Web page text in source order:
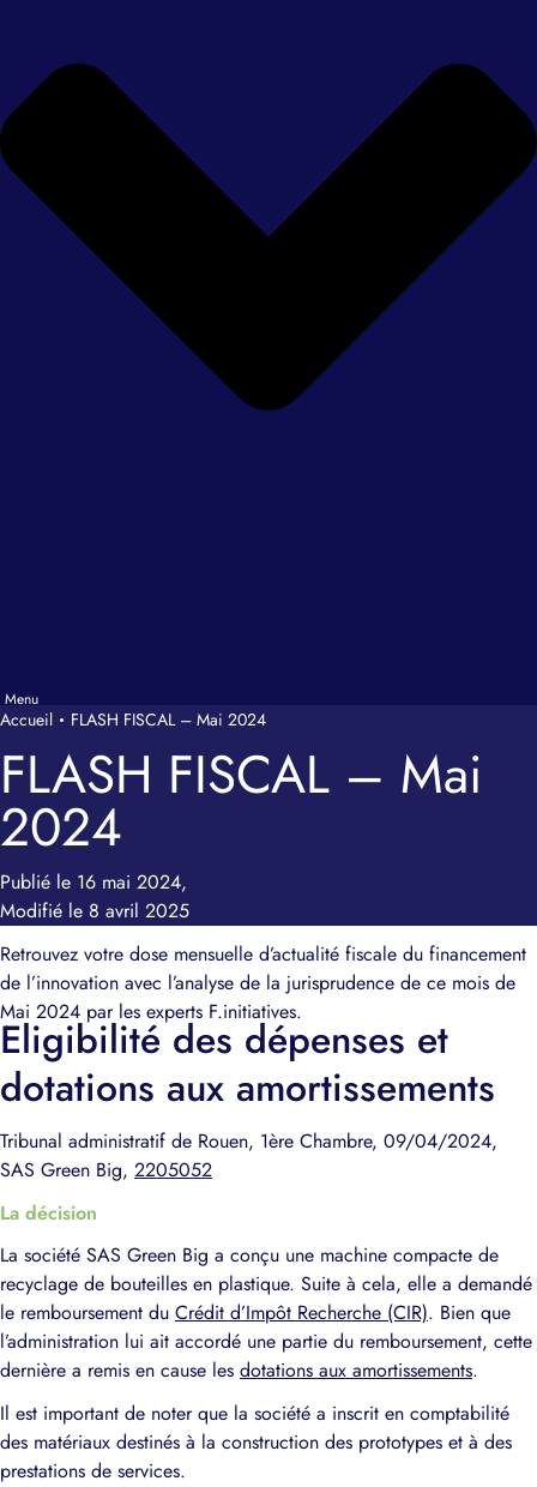
Accueil FLASH FISCAL – Mai 2024
FLASH FISCAL – Mai
2024
Publié le 16 mai 2024,
Modifié le 8 avril 2025
Retrouvez votre dose mensuelle d’actualité fiscale du financement
de l’innovation avec l’analyse de la jurisprudence de ce mois de
Mai 2024 par les experts F.initiatives.
Eligibilité des dépenses et
dotations aux amortissements
Tribunal administratif de Rouen, 1ère Chambre, 09/04/2024,
SAS Green Big, 2205052
La décision
La société SAS Green Big a conçu une machine compacte de
recyclage de bouteilles en plastique. Suite à cela, elle a demandé
le remboursement du Crédit d’Impôt Recherche (CIR). Bien que
l’administration lui ait accordé une partie du remboursement, cette
dernière a remis en cause les dotations aux amortissements.
Il est important de noter que la société a inscrit en comptabilité
des matériaux destinés à la construction des prototypes et à des
prestations de services.